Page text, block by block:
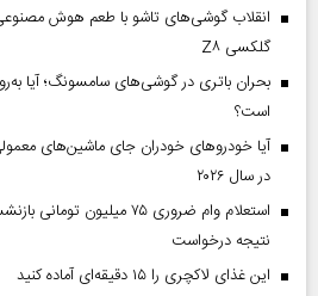
انقلاب گوشی‌های تاشو‌ با طعم هوش
گلکسی Z۸
است؟
آیا خودروهای خودران جای ماشین‌های
در سال ۲۰۲۶
استعلام وام ضروری ۷۵
نتیجه درخواست
این غذای لاکچری را ۱۵ دقیقه‌ای آماده کنید